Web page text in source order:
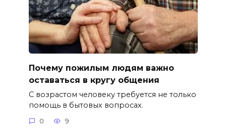
Почему пожилым людям важно
оставаться в кругу общения
С возрастом человеку требуется не только
помощь в бытовых вопросах.
0 9